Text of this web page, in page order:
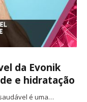
da Evonik
e hidratação
é uma…